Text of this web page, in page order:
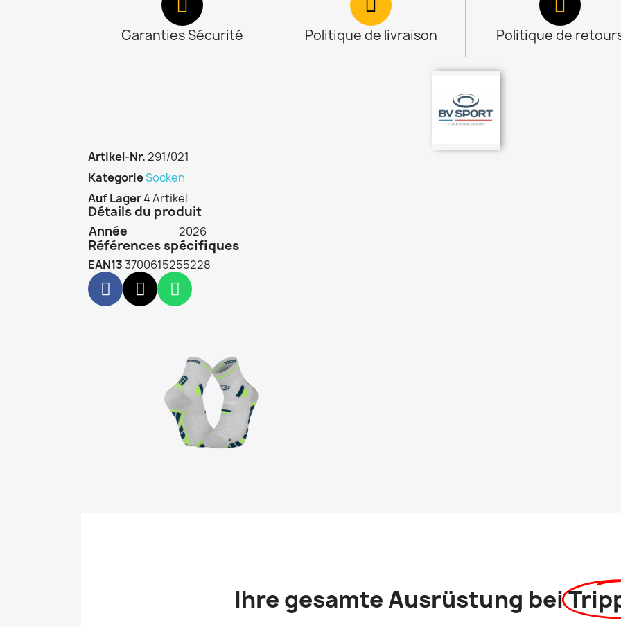
Garanties Sécurité Politique de livraison Politique de
Artikel-Nr.291/021
KategorieSocken
Auf Lager4 Artikel
Détails du produit
Année 2026
Références spécifiques
EAN133700615255228
Ihre gesamte Ausrüstung bei